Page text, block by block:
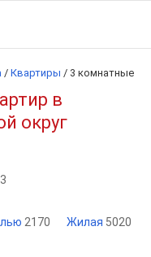
/ Квартиры / 3 комнатные
в
округ
2170 Жилая 5020